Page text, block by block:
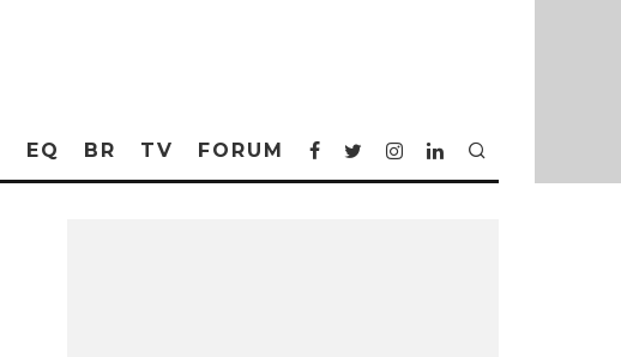
EQ BR TV FORUM